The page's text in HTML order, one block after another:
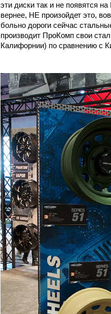
эти диски так и не появятся
вернее, НЕ произойдет это,
больно дороги сейчас
производит ПроКомп свои
Калифорнии) по сравнению с